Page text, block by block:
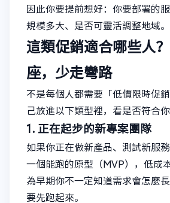
因此你要提前想好：你要部署的
規模多大、是否可靈活調整地域。
這類促銷適合哪些人
座，少走彎路
不是每個人都需要「低價限時促
己放進以下類型裡，看是否符合你
1. 正在起步的新專案團隊
如果你正在做新產品、測試新服
一個能跑的原型（MVP），低成
為早期你不一定知道需求會怎麼
要先跑起來。